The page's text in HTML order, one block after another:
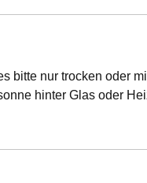
nur trocken oder
hinter Glas oder